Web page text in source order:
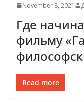
November 8, 2021
Где
фильму
Read more